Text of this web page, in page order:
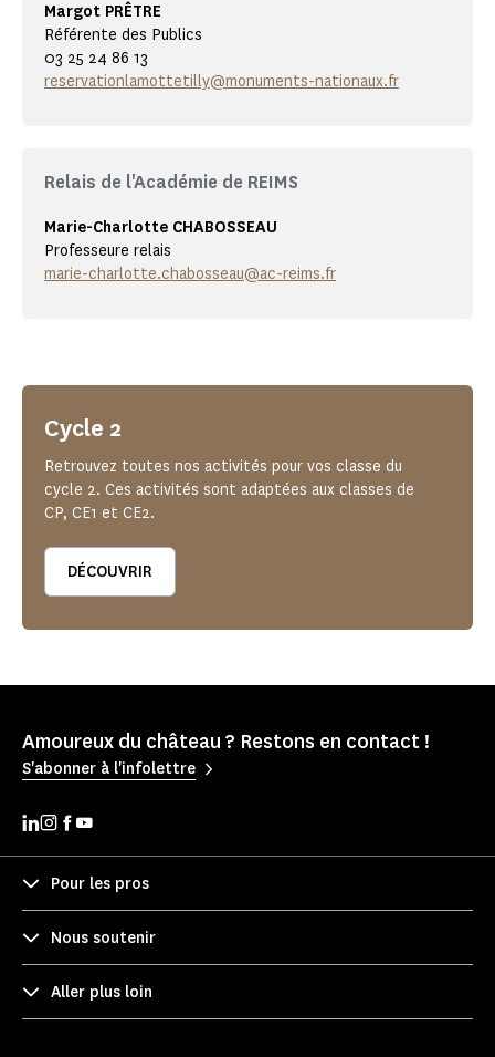
Margot PRÊTRE
Référente des Publics
03 25 24 86 13
reservationlamottetilly@monuments-nationaux.fr
Relais de l'Académie de REIMS
Marie-Charlotte CHABOSSEAU
Professeure relais
marie-charlotte.chabosseau@ac-reims.fr
Cycle 2
Retrouvez toutes nos activités pour vos classe du
cycle 2. Ces activités sont adaptées aux classes de
CP, CE1 et CE2.
DÉCOUVRIR
Amoureux du château ? Restons en contact !
S'abonner à l'infolettre
Pour les pros
Nous soutenir
Aller plus loin